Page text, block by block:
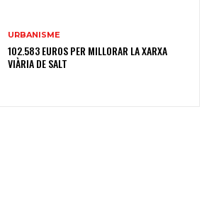
URBANISME
102.583 EUROS PER MILLORAR LA XARXA
VIÀRIA DE SALT